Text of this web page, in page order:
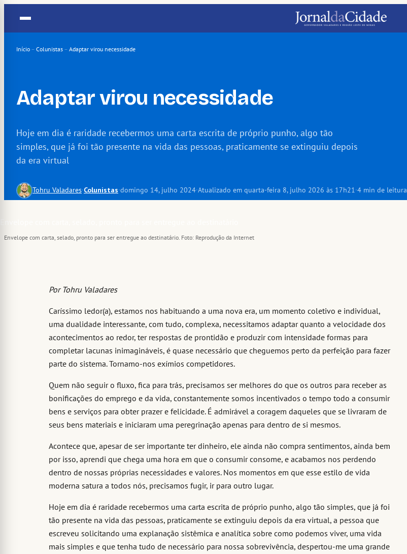
conteúdo
Início – Colunistas – Adaptar virou necessidade
Adaptar virou necessidade
Hoje em dia é raridade recebermos uma carta escrita de próprio punho, algo tão
simples, que já foi tão presente na vida das pessoas, praticamente se extinguiu depois
da era virtual
Tohru Valadares·Colunistas·domingo 14, julho 2024·Atualizado em quarta-feira 8, julho 2026 às 17h21·4 min de leitura
Envelope com carta, selado, pronto para ser entregue ao destinatário. Foto: Reprodução da Internet
Por Tohru Valadares
Caríssimo ledor(a), estamos nos habituando a uma nova era, um momento coletivo e individual,
uma dualidade interessante, com tudo, complexa, necessitamos adaptar quanto a velocidade dos
acontecimentos ao redor, ter respostas de prontidão e produzir com intensidade formas para
completar lacunas inimagináveis, é quase necessário que cheguemos perto da perfeição para fazer
parte do sistema. Tornamo-nos exímios competidores.
Quem não seguir o fluxo, fica para trás, precisamos ser melhores do que os outros para receber as
bonificações do emprego e da vida, constantemente somos incentivados o tempo todo a consumir
bens e serviços para obter prazer e felicidade. É admirável a coragem daqueles que se livraram de
seus bens materiais e iniciaram uma peregrinação apenas para dentro de si mesmos.
Acontece que, apesar de ser importante ter dinheiro, ele ainda não compra sentimentos, ainda bem
por isso, aprendi que chega uma hora em que o consumir consome, e acabamos nos perdendo
dentro de nossas próprias necessidades e valores. Nos momentos em que esse estilo de vida
moderna satura a todos nós, precisamos fugir, ir para outro lugar.
Hoje em dia é raridade recebermos uma carta escrita de próprio punho, algo tão simples, que já foi
tão presente na vida das pessoas, praticamente se extinguiu depois da era virtual, a pessoa que
escreveu solicitando uma explanação sistêmica e analítica sobre como podemos viver, uma vida
mais simples e que tenha tudo de necessário para nossa sobrevivência, despertou-me uma grande